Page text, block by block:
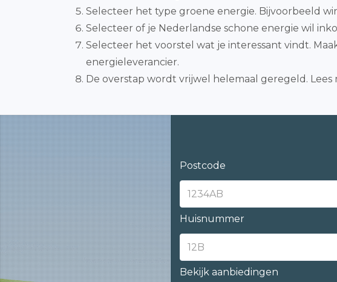
Selecteer het type groene energie. Bijvoorbeeld
Selecteer of je Nederlandse schone energie wil
Selecteer het voorstel wat je interessant vindt.
energieleverancier.
De overstap wordt vrijwel helemaal geregeld. Lees
Postcode
Huisnummer
Bekijk aanbiedingen